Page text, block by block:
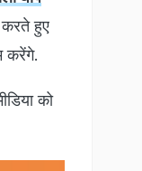
करते हुए
करेंगे.
को